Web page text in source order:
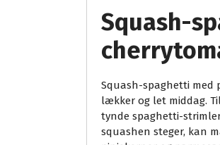
Squash-
Squash-spaghetti med
lækker og let middag.
tynde spaghetti-
squashen steger, kan